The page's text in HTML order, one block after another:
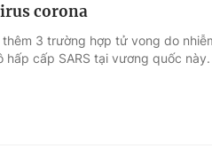
corona
3 trường hợp tử vong do
cấp SARS tại vương quốc này.